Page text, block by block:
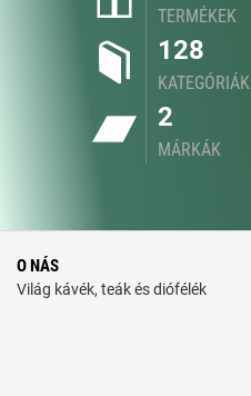
TERMÉKEK
128
KATEGÓRIÁK
2
MÁRKÁK
O NÁS
Világ kávék, teák és diófélék